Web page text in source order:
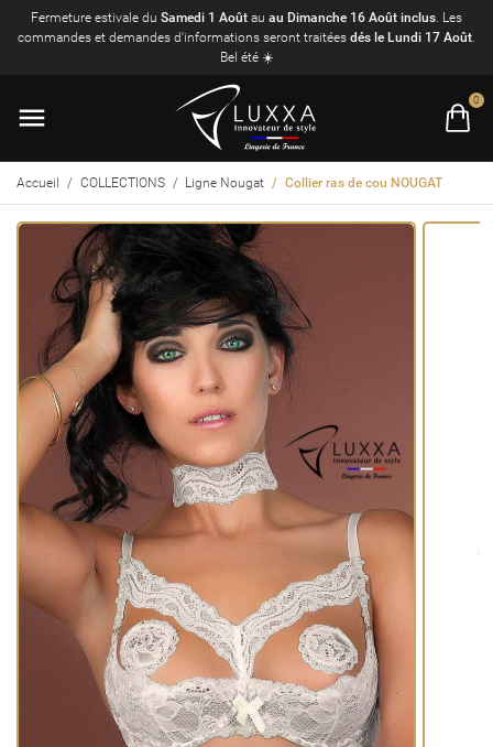
Fermeture estivale du Samedi 1 Août au au Dimanche 16 Août inclus. Les
commandes et demandes d'informations seront traitées dés le Lundi 17 Août.
Bel été ☀️
0
Accueil COLLECTIONS Ligne Nougat Collier ras de cou NOUGAT